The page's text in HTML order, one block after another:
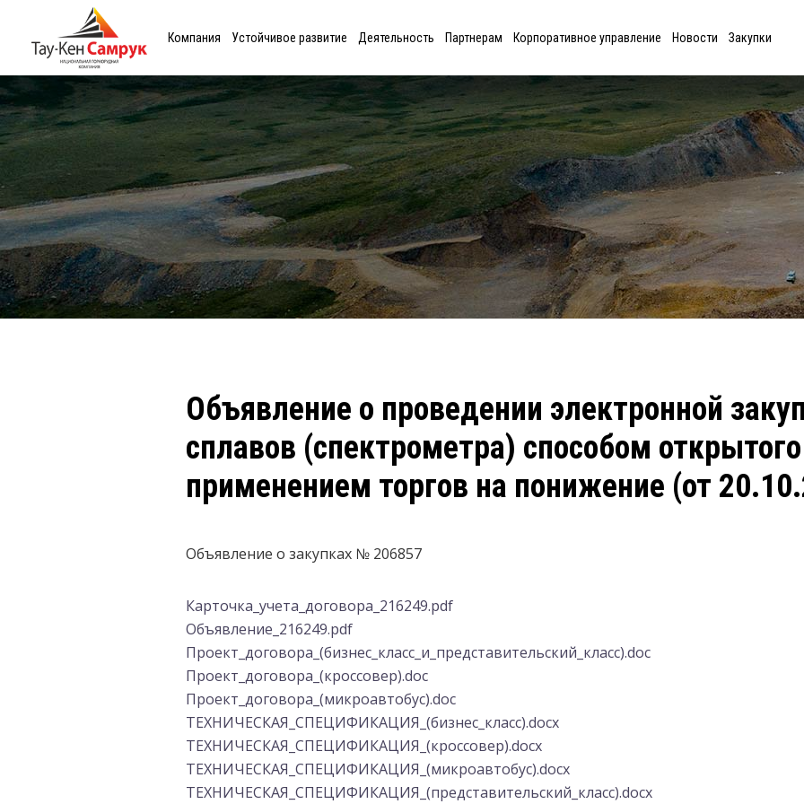
Компания Устойчивое развитие Деятельность Партнерам Корпоративное управление Новости Закупки
Объявление о проведении электронной
сплавов (спектрометра) способом
применением торгов на понижение (от
Объявление о закупках № 206857
Карточка_учета_договора_216249.pdf
Объявление_216249.pdf
Проект_договора_(бизнес_класс_и_представительский_класс).doc
Проект_договора_(кроссовер).doc
Проект_договора_(микроавтобус).doc
ТЕХНИЧЕСКАЯ_СПЕЦИФИКАЦИЯ_(бизнес_класс).docx
ТЕХНИЧЕСКАЯ_СПЕЦИФИКАЦИЯ_(кроссовер).docx
ТЕХНИЧЕСКАЯ_СПЕЦИФИКАЦИЯ_(микроавтобус).docx
ТЕХНИЧЕСКАЯ_СПЕЦИФИКАЦИЯ_(представительский_класс).docx